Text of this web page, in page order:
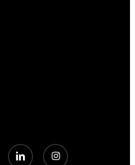
linkedin instagram